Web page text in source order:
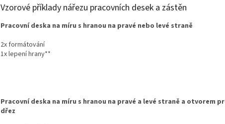
Vzorové příklady nářezu pracovních desek a zástěn
Pracovní deska na míru s hranou na pravé nebo levé straně
2x formátování
1x lepení hrany**
Pracovní deska na míru s hranou na pravé a levé straně a otvorem
dřez